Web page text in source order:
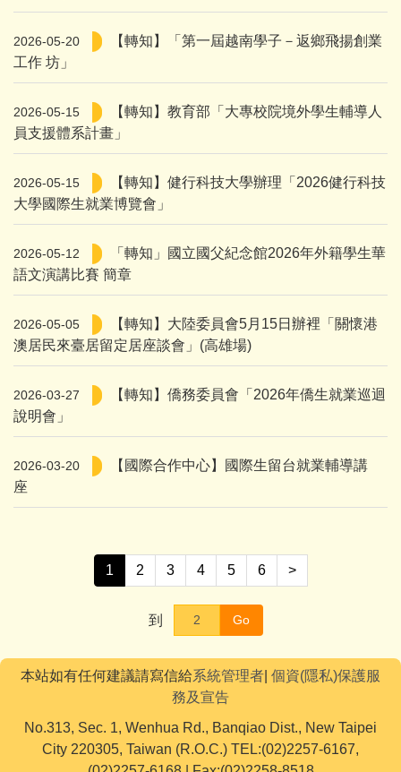
2026-05-20
【轉知】「第一屆越南學子－返鄉飛揚創業
工作 坊」
2026-05-15
【轉知】教育部「大專校院境外學生輔導人
員支援體系計畫」
2026-05-15
【轉知】健行科技大學辦理「2026健行科技
大學國際生就業博覽會」
2026-05-12
「轉知」國立國父紀念館2026年外籍學生華
語文演講比賽 簡章
2026-05-05
【轉知】大陸委員會5月15日辦裡「關懷港
澳居民來臺居留定居座談會」(高雄場)
2026-03-27
【轉知】僑務委員會「2026年僑生就業巡迴
說明會」
2026-03-20
【國際合作中心】國際生留台就業輔導講
座
1 2 3 4 5 6 >
到 Go
本站如有任何建議請寫信給系統管理者 個資(隱私)保護服
務及宣告
No.313, Sec. 1, Wenhua Rd., Banqiao Dist., New Taipei
City 220305, Taiwan (R.O.C.) TEL:(02)2257-6167,